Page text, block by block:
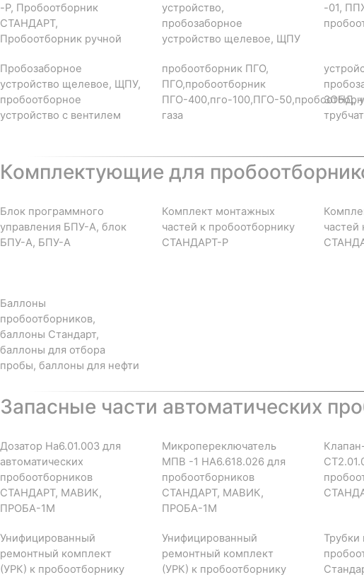
-Р, Пробоотборник
СТАНДАРТ,
Пробоотборник ручной
устройство,
пробозаборное
устройство щелевое, ЩПУ
-01,
Пробозаборное
устройство щелевое, ЩПУ,
пробоотборное
устройство с вентилем
пробоотборник ПГО,
ПГО,пробоотборник
ПГО-400,пго-100,ПГО-
газа
ЗОНД,
Комплектующие для
Блок программного
управления БПУ-А, блок
БПУ-А, БПУ-А
Комплект монтажных
частей к пробоотборнику
СТАНДАРТ-Р
частей
Баллоны
пробоотборников,
баллоны Стандарт,
баллоны для отбора
пробы, баллоны для нефти
Запасные части автоматических
Дозатор На6.01.003 для
автоматических
пробоотборников
СТАНДАРТ, МАВИК,
ПРОБА-1М
Микропереключатель
МПВ -1 НА6.618.026 для
пробоотборников
СТАНДАРТ, МАВИК,
ПРОБА-1М
Унифицированный
ремонтный комплект
(УРК) к пробоотборнику
Унифицированный
ремонтный комплект
(УРК) к пробоотборнику
Трубки